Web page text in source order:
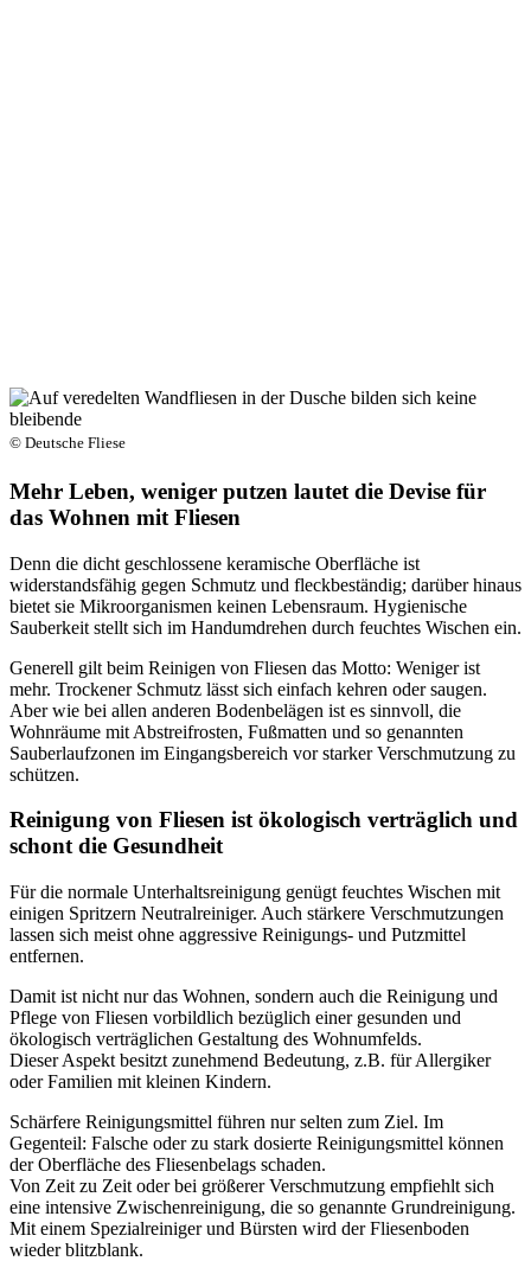
© Deutsche Fliese
Mehr Leben, weniger putzen lautet die Devise für
das Wohnen mit Fliesen
Denn die dicht geschlossene keramische Oberfläche ist
widerstandsfähig gegen Schmutz und fleckbeständig; darüber hinaus
bietet sie Mikroorganismen keinen Lebensraum. Hygienische
Sauberkeit stellt sich im Handumdrehen durch feuchtes Wischen ein.
Generell gilt beim Reinigen von Fliesen das Motto: Weniger ist
mehr. Trockener Schmutz lässt sich einfach kehren oder saugen.
Aber wie bei allen anderen Bodenbelägen ist es sinnvoll, die
Wohnräume mit Abstreifrosten, Fußmatten und so genannten
Sauberlaufzonen im Eingangsbereich vor starker Verschmutzung zu
schützen.
Reinigung von Fliesen ist ökologisch verträglich und
schont die Gesundheit
Für die normale Unterhaltsreinigung genügt feuchtes Wischen mit
einigen Spritzern Neutralreiniger. Auch stärkere Verschmutzungen
lassen sich meist ohne aggressive Reinigungs- und Putzmittel
entfernen.
Damit ist nicht nur das Wohnen, sondern auch die Reinigung und
Pflege von Fliesen vorbildlich bezüglich einer gesunden und
ökologisch verträglichen Gestaltung des Wohnumfelds.
Dieser Aspekt besitzt zunehmend Bedeutung, z.B. für Allergiker
oder Familien mit kleinen Kindern.
Schärfere Reinigungsmittel führen nur selten zum Ziel. Im
Gegenteil: Falsche oder zu stark dosierte Reinigungsmittel können
der Oberfläche des Fliesenbelags schaden.
Von Zeit zu Zeit oder bei größerer Verschmutzung empfiehlt sich
eine intensive Zwischenreinigung, die so genannte Grundreinigung.
Mit einem Spezialreiniger und Bürsten wird der Fliesenboden
wieder blitzblank.